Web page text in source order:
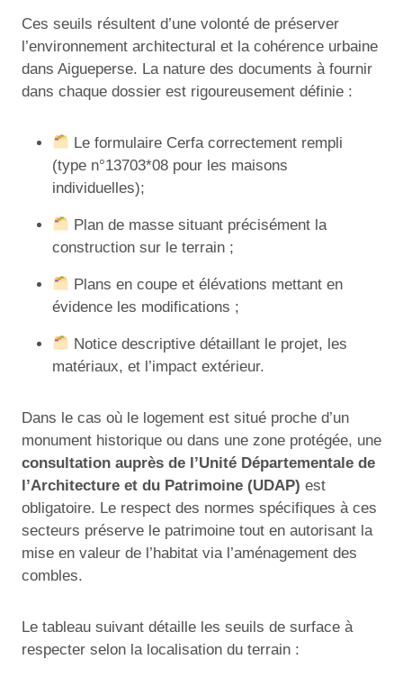
Ces seuils résultent d’une volonté de préserver
l’environnement architectural et la cohérence urbaine
dans Aigueperse. La nature des documents à fournir
dans chaque dossier est rigoureusement définie :
Le formulaire Cerfa correctement rempli
(type n°13703*08 pour les maisons
individuelles);
Plan de masse situant précisément la
construction sur le terrain ;
Plans en coupe et élévations mettant en
évidence les modifications ;
Notice descriptive détaillant le projet, les
matériaux, et l’impact extérieur.
Dans le cas où le logement est situé proche d’un
monument historique ou dans une zone protégée, une
consultation auprès de l’Unité Départementale de
l’Architecture et du Patrimoine (UDAP) est
obligatoire. Le respect des normes spécifiques à ces
secteurs préserve le patrimoine tout en autorisant la
mise en valeur de l’habitat via l’aménagement des
combles.
Le tableau suivant détaille les seuils de surface à
respecter selon la localisation du terrain :